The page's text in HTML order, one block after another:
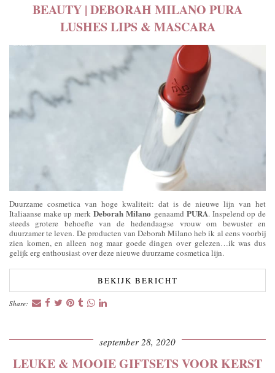
BEAUTY | DEBORAH MILANO PURA
LUSHES LIPS & MASCARA
Duurzame cosmetica van hoge kwaliteit: dat is de nieuwe lijn van het
Italiaanse make up merkDeborah Milano genaamdPURA. Inspelend op de
steeds grotere behoefte van de hedendaagse vrouw om bewuster en
duurzamer te leven. De producten van Deborah Milano heb ik al eens voorbij
zien komen, en alleen nog maar goede dingen over gelezen…ik was dus
gelijk erg enthousiast over deze nieuwe duurzame cosmetica lijn.
BEKIJK BERICHT
Share:
september 28, 2020
LEUKE & MOOIE GIFTSETS VOOR KERST